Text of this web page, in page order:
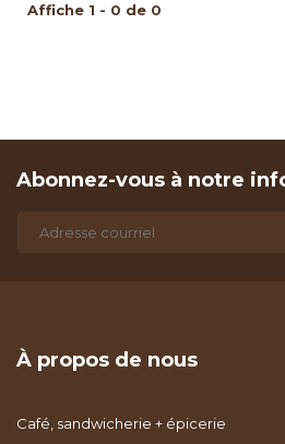
Affiche 1 - 0 de 0
Abonnez-vous à notre
À propos de nous
Café, sandwicherie + épicerie